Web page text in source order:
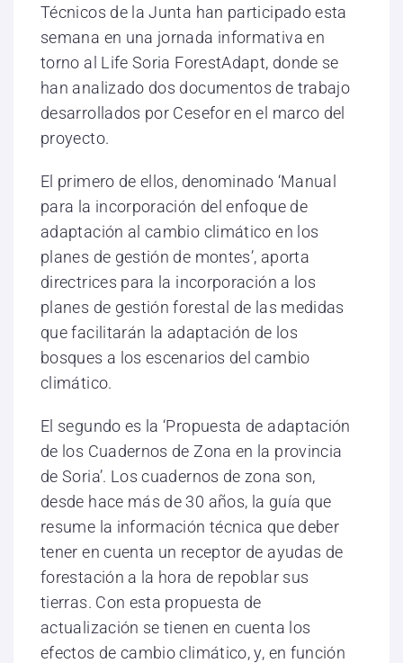
Técnicos de la Junta han participado esta
semana en una jornada informativa en
torno al Life Soria ForestAdapt, donde se
han analizado dos documentos de trabajo
desarrollados por Cesefor en el marco del
proyecto.
El primero de ellos, denominado ‘Manual
para la incorporación del enfoque de
adaptación al cambio climático en los
planes de gestión de montes’, aporta
directrices para la incorporación a los
planes de gestión forestal de las medidas
que facilitarán la adaptación de los
bosques a los escenarios del cambio
climático.
El segundo es la ‘Propuesta de adaptación
de los Cuadernos de Zona en la provincia
de Soria’. Los cuadernos de zona son,
desde hace más de 30 años, la guía que
resume la información técnica que deber
tener en cuenta un receptor de ayudas de
forestación a la hora de repoblar sus
tierras. Con esta propuesta de
actualización se tienen en cuenta los
efectos de cambio climático, y, en función